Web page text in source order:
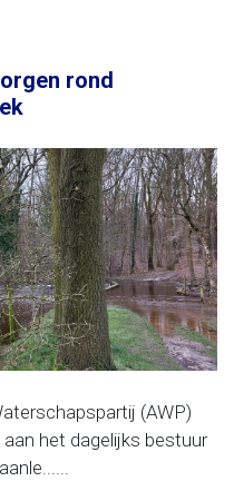
rond
(AWP)
het dagelijks bestuur